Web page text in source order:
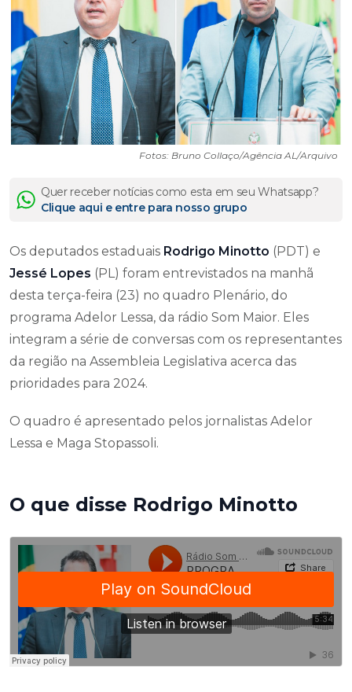
Fotos: Bruno Collaço/Agência AL/Arquivo
Quer receber notícias como esta em seu Whatsapp?
Clique aqui e entre para nosso grupo
Os deputados estaduais Rodrigo Minotto (PDT) e
Jessé Lopes (PL) foram entrevistados na manhã
desta terça-feira (23) no quadro Plenário, do
programa Adelor Lessa, da rádio Som Maior. Eles
integram a série de conversas com os representantes
da região na Assembleia Legislativa acerca das
prioridades para 2024.
O quadro é apresentado pelos jornalistas Adelor
Lessa e Maga Stopassoli.
O que disse Rodrigo Minotto